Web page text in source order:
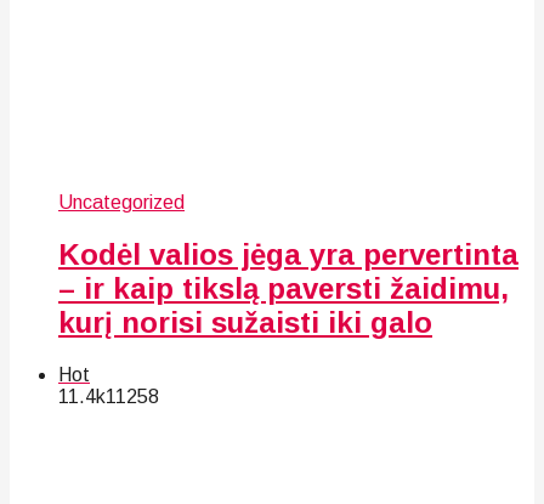
Uncategorized
Kodėl valios jėga yra pervertinta
– ir kaip tikslą paversti žaidimu,
kurį norisi sužaisti iki galo
Hot
11.4k11258